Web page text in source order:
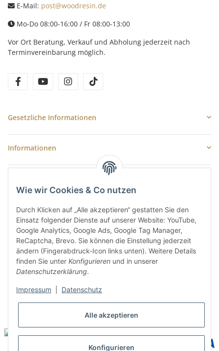
Wie wir Cookies & Co nutzen
Durch Klicken auf „Alle akzeptieren“ gestatten Sie den
Einsatz folgender Dienste auf unserer Website: YouTube,
Google Analytics, Google Ads, Google Tag Manager,
ReCaptcha, Brevo. Sie können die Einstellung jederzeit
ändern (Fingerabdruck-Icon links unten). Weitere Details
finden Sie unter Konfigurieren und in unserer
Datenschutzerklärung.
Impressum Datenschutz
Alle akzeptieren
Konfigurieren
E-Mail: post@woodresin.de
Mo-Do 08:00-16:00 / Fr 08:00-13:00
Vor Ort Beratung, Verkauf und Abholung jederzeit nach
Terminvereinbarung möglich.
facebookyoutube instagram
Gesetzliche Informationen
Informationen
Newsletter Abonnieren
E-Mail-Adresse
Bitte senden Sie mir entsprechend IhrerDatenschutzerklärung regelmäßig
und jederzeit widerruflich Informationen zu Ihrem Produktsortiment per E-
Mail zu.
Newsletter abonnieren und 5 € Rabatt-Guschein erhalten.
Für Ihren nächsten Einkauf in unserem WOODResin-Shop.
Den Gutschein erhalten Sie per Email nach der erfolgreichen